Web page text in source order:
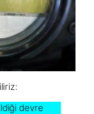
devre